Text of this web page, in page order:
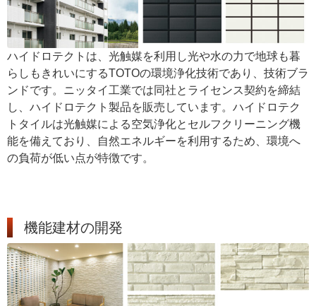
ハイドロテクトは、光触媒を利用し光や水の力で地球も暮
らしもきれいにするTOTOの環境浄化技術であり、技術ブラ
ンドです。ニッタイ工業では同社とライセンス契約を締結
し、ハイドロテクト製品を販売しています。ハイドロテク
トタイルは光触媒による空気浄化とセルフクリーニング機
能を備えており、自然エネルギーを利用するため、環境へ
の負荷が低い点が特徴です。
機能建材の開発